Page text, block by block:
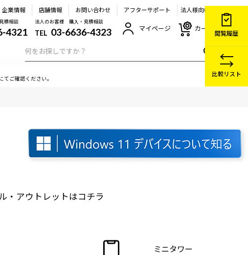
企業情報 店舗情報 お問い合わせ アフターサポート 法人様向け
積相談
4321
法人のお客様 購入・見積相談
TEL 03-6636-4323 マイページ カート
てご確認ください。
・アウトレット はコチラ
ミニタワー
閲覧履歴
比較リスト